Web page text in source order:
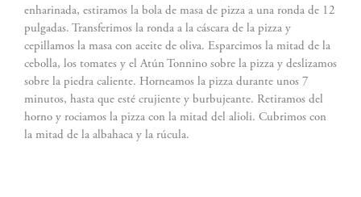
enharinada, estiramos la bola de masa de pizza a una ronda de 12
pulgadas. Transferimos la ronda a la cáscara de la pizza y
cepillamos la masa con aceite de oliva. Esparcimos la mitad de la
cebolla, los tomates y el Atún Tonnino sobre la pizza y deslizamos
sobre la piedra caliente. Horneamos la pizza durante unos 7
minutos, hasta que esté crujiente y burbujeante. Retiramos del
horno y rociamos la pizza con la mitad del alioli. Cubrimos con
la mitad de la albahaca y la rúcula.